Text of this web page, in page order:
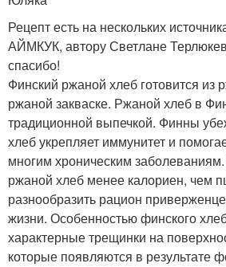
Рецепт есть на нескольких
АЙМКУК, автору Светлане
спасибо!
Финский ржаной хлеб готовится из
ржаной закваске. Ржаной хлеб в
традиционной выпечкой. Финны
хлеб укрепляет иммунитет и
многим хроническим
ржаной хлеб менее калориен, чем
разнообразить рацион
жизни. Особенностью финского
характерные трещинки на
которые появляются в результате